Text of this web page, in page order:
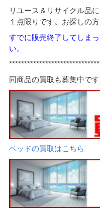
リユース＆リサイクル品に
１点限りです。お探しの
すでに販売終了してしま
い。
同商品の買取も募集中です
ベッドの買取はこちら